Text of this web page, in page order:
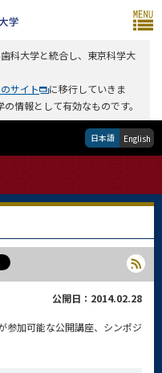
科大学と統合し、東京科学大
サイト
に移行していきま
情報として有効なものです。
日本語 English
公開日：2014.02.28
参加可能な公開講座、シンポジ